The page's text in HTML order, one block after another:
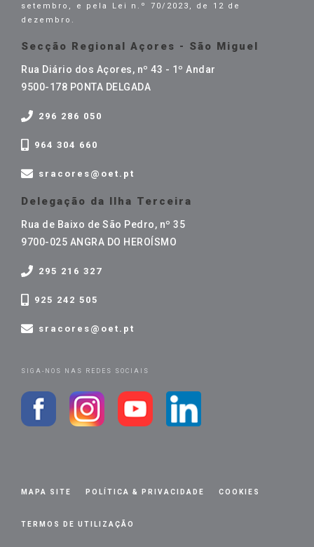
setembro, e pela Lei n.º 70/2023, de 12 de
dezembro.
Secção Regional Açores - São Miguel
Rua Diário dos Açores, nº 43 - 1º Andar
9500-178 PONTA DELGADA
296 286 050
964 304 660
sracores@oet.pt
Delegação da Ilha Terceira
Rua de Baixo de São Pedro, nº 35
9700-025 ANGRA DO HEROÍSMO
295 216 327
925 242 505
sracores@oet.pt
SIGA-NOS NAS REDES SOCIAIS
MAPA SITE POLÍTICA & PRIVACIDADE COOKIES
TERMOS DE UTILIZAÇÃO